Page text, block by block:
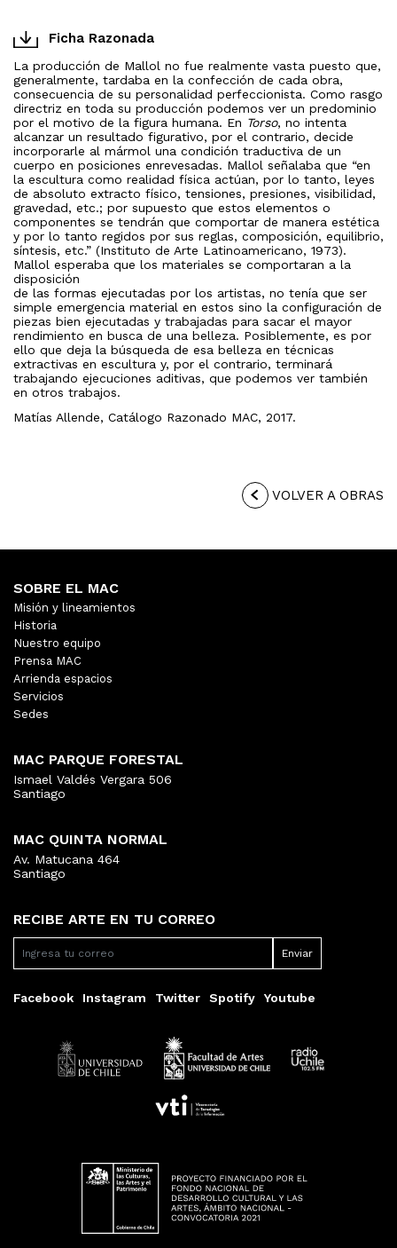
Ficha Razonada
La producción de Mallol no fue realmente vasta puesto que,
generalmente, tardaba en la confección de cada obra,
consecuencia de su personalidad perfeccionista. Como rasgo
directriz en toda su producción podemos ver un predominio
por el motivo de la figura humana. En Torso, no intenta
alcanzar un resultado figurativo, por el contrario, decide
incorporarle al mármol una condición traductiva de un
cuerpo en posiciones enrevesadas. Mallol señalaba que “en
la escultura como realidad física actúan, por lo tanto, leyes
de absoluto extracto físico, tensiones, presiones, visibilidad,
gravedad, etc.; por supuesto que estos elementos o
componentes se tendrán que comportar de manera estética
y por lo tanto regidos por sus reglas, composición, equilibrio,
síntesis, etc.” (Instituto de Arte Latinoamericano, 1973).
Mallol esperaba que los materiales se comportaran a la
disposición
de las formas ejecutadas por los artistas, no tenía que ser
simple emergencia material en estos sino la configuración de
piezas bien ejecutadas y trabajadas para sacar el mayor
rendimiento en busca de una belleza. Posiblemente, es por
ello que deja la búsqueda de esa belleza en técnicas
extractivas en escultura y, por el contrario, terminará
trabajando ejecuciones aditivas, que podemos ver también
en otros trabajos.
Matías Allende, Catálogo Razonado MAC, 2017.
VOLVER A OBRAS
RECIBE ARTE EN TU CORREO
Facebook Instagram Twitter Spotify Youtube
SOBRE EL MAC
Misión y lineamientos
Historia
Nuestro equipo
Prensa MAC
Arrienda espacios
Servicios
Sedes
MAC PARQUE FORESTAL
Ismael Valdés Vergara 506
Santiago
MAC QUINTA NORMAL
Av. Matucana 464
Santiago